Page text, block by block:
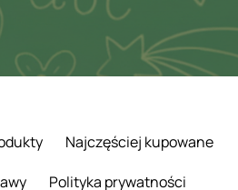
Najczęściej kupowane
Polityka prywatności